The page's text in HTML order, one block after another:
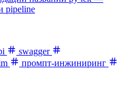
pipeline
swagger
промпт-инжиниринг